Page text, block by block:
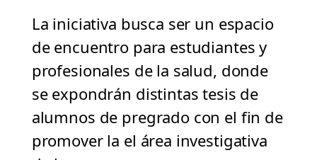
La iniciativa busca ser un espacio
de encuentro para estudiantes y
profesionales de la salud, donde
se expondrán distintas tesis de
alumnos de pregrado con el fin de
promover la el área investigativa